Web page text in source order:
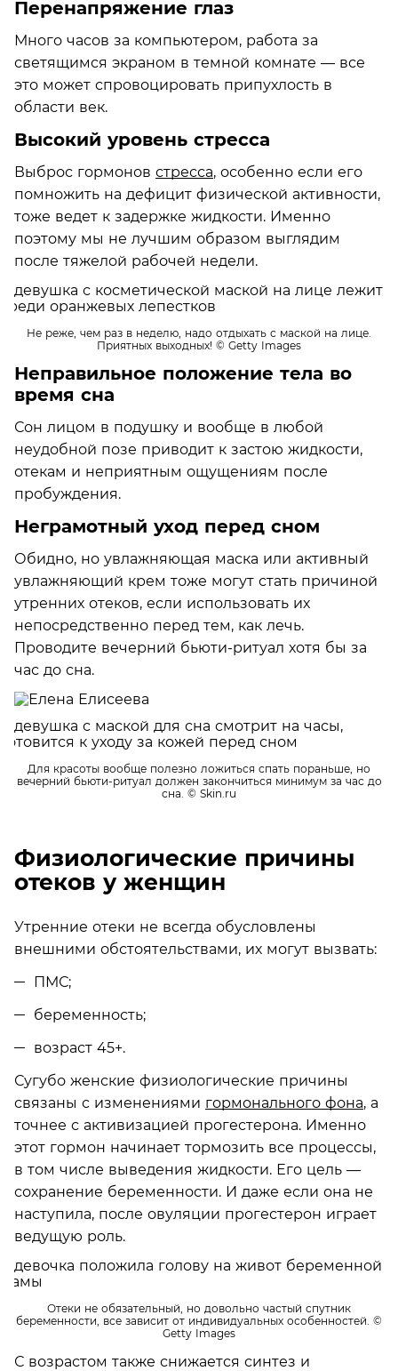
Перенапряжение глаз
Много часов за компьютером, работа за
светящимся экраном в темной комнате — все
это может спровоцировать припухлость в
области век.
Высокий уровень стресса
Выброс гормонов стресса, особенно если его
помножить на дефицит физической активности,
тоже ведет к задержке жидкости. Именно
поэтому мы не лучшим образом выглядим
после тяжелой рабочей недели.
Не реже, чем раз в неделю, надо отдыхать с маской на лице.
Приятных выходных! © Getty Images
Неправильное положение тела во
время сна
Сон лицом в подушку и вообще в любой
неудобной позе приводит к застою жидкости,
отекам и неприятным ощущениям после
пробуждения.
Неграмотный уход перед сном
Обидно, но увлажняющая маска или активный
увлажняющий крем тоже могут стать причиной
утренних отеков, если использовать их
непосредственно перед тем, как лечь.
Проводите вечерний бьюти-ритуал хотя бы за
час до сна.
Для красоты вообще полезно ложиться спать пораньше, но
вечерний бьюти-ритуал должен закончиться минимум за час до
сна. © Skin.ru
Физиологические причины
отеков у женщин
Утренние отеки не всегда обусловлены
внешними обстоятельствами, их могут вызвать:
ПМС;
беременность;
возраст 45+.
Сугубо женские физиологические причины
связаны с изменениями гормонального фона, а
точнее с активизацией прогестерона. Именно
этот гормон начинает тормозить все процессы,
в том числе выведения жидкости. Его цель —
сохранение беременности. И даже если она не
наступила, после овуляции прогестерон играет
ведущую роль.
Отеки не обязательный, но довольно частый спутник
беременности, все зависит от индивидуальных особенностей. ©
Getty Images
С возрастом также снижается синтез и